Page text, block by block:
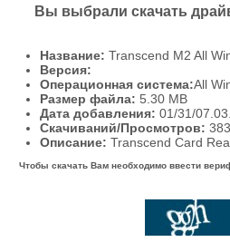
Вы выбрали скачать
Название: Transcend M2 All
Версия:
Операционная система:All
Размер файла: 5.30 MB
Дата добавления: 01/31/
Скачиваний/Просмотров:
Описание: Transcend Card
Чтобы скачать Вам необходимо ввести